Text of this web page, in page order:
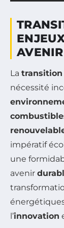
La
nécessité
impératif
une
avenir
l’innovation